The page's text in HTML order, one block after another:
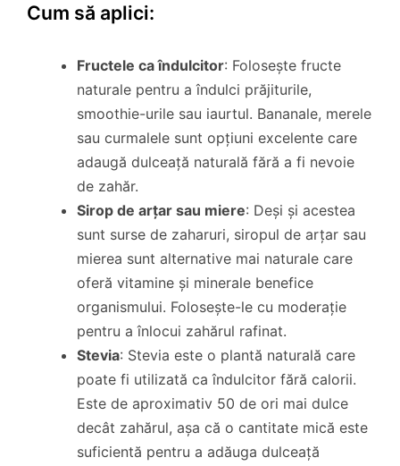
Cum să aplici:
Fructele ca îndulcitor: Folosește fructe
naturale pentru a îndulci prăjiturile,
smoothie-urile sau iaurtul. Bananale, merele
sau curmalele sunt opțiuni excelente care
adaugă dulceață naturală fără a fi nevoie
de zahăr.
Sirop de arțar sau miere: Deși și acestea
sunt surse de zaharuri, siropul de arțar sau
mierea sunt alternative mai naturale care
oferă vitamine și minerale benefice
organismului. Folosește-le cu moderație
pentru a înlocui zahărul rafinat.
Stevia: Stevia este o plantă naturală care
poate fi utilizată ca îndulcitor fără calorii.
Este de aproximativ 50 de ori mai dulce
decât zahărul, așa că o cantitate mică este
suficientă pentru a adăuga dulceață